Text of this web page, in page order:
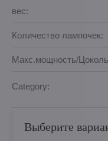
вес:
Количество лампочек:
Макс.мощность/
Category:
Выберите